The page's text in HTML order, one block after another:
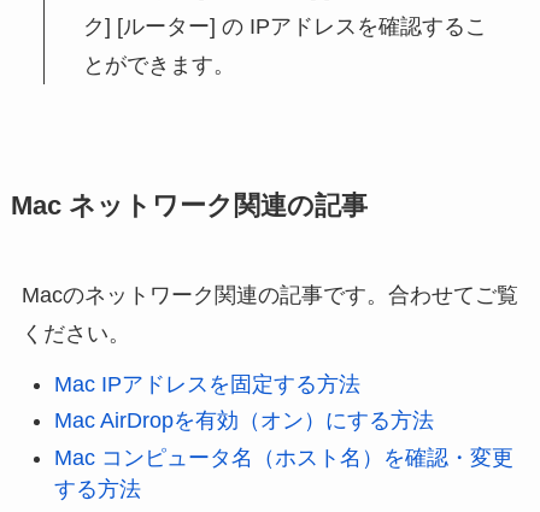
ク] [ルーター] の IPアドレスを確認するこ
とができます。
Mac ネットワーク関連の記事
Macのネットワーク関連の記事です。合わせてご覧
ください。
Mac IPアドレスを固定する方法
Mac AirDropを有効（オン）にする方法
Mac コンピュータ名（ホスト名）を確認・変更
する方法